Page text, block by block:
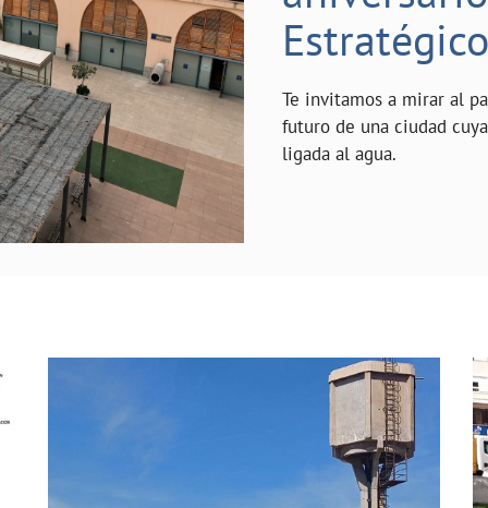
Te invitamos a mirar al
futuro de una ciudad
ligada al agua.